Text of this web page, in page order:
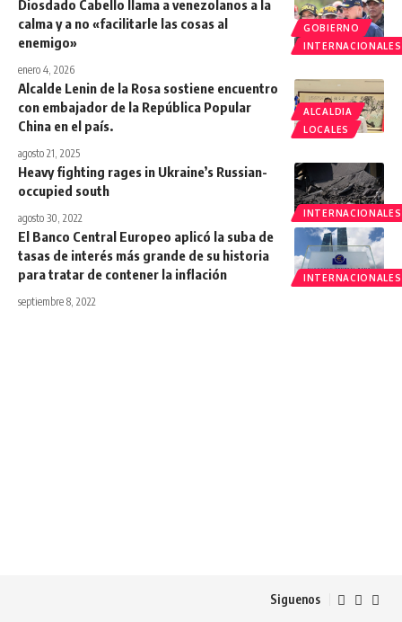
GOBIERNO
INTERNACIONALES
Diosdado Cabello llama a venezolanos a la
calma y a no «facilitarle las cosas al
enemigo»
enero 4, 2026
ALCALDIA
LOCALES
Alcalde Lenin de la Rosa sostiene encuentro
con embajador de la República Popular
China en el país.
agosto 21, 2025
INTERNACIONALES
Heavy fighting rages in Ukraine’s Russian-
occupied south
agosto 30, 2022
INTERNACIONALES
El Banco Central Europeo aplicó la suba de
tasas de interés más grande de su historia
para tratar de contener la inflación
septiembre 8, 2022
Siguenos